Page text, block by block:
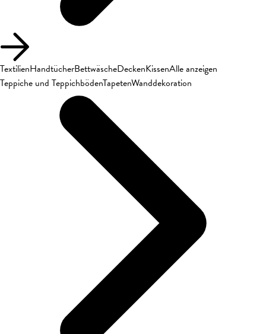
TextilienHandtücherBettwäscheDeckenKissenAlle anzeigen
Teppiche und TeppichbödenTapetenWanddekoration